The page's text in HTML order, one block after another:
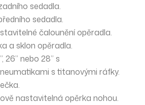
sedadla.
sedadla.
čalounění opěradla.
a sklon opěradla.
26” nebo 28” s
s titanovými ráfky.
nastavitelná opěrka nohou.